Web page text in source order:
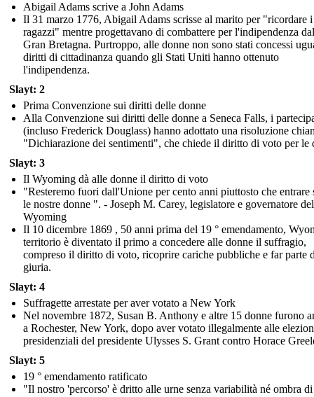
Abigail Adams scrive a John Adams
Il 31 marzo 1776, Abigail Adams scrisse al marito per "ricordare i
ragazzi" mentre progettavano di combattere per l'indipendenza
Gran Bretagna. Purtroppo, alle donne non sono stati concessi
diritti di cittadinanza quando gli Stati Uniti hanno ottenuto
l'indipendenza.
Slayt: 2
Prima Convenzione sui diritti delle donne
Alla Convenzione sui diritti delle donne a Seneca Falls, i
(incluso Frederick Douglass) hanno adottato una risoluzione
"Dichiarazione dei sentimenti", che chiede il diritto di voto per le
Slayt: 3
Il Wyoming dà alle donne il diritto di voto
"Resteremo fuori dall'Unione per cento anni piuttosto che entrare
le nostre donne ". - Joseph M. Carey, legislatore e governatore del
Wyoming
Il 10 dicembre 1869 , 50 anni prima del 19 ° emendamento,
territorio è diventato il primo a concedere alle donne il suffragio,
compreso il diritto di voto, ricoprire cariche pubbliche e far parte
giuria.
Slayt: 4
Suffragette arrestate per aver votato a New York
Nel novembre 1872, Susan B. Anthony e altre 15 donne furono
a Rochester, New York, dopo aver votato illegalmente alle
presidenziali del presidente Ulysses S. Grant contro Horace
Slayt: 5
19 ° emendamento ratificato
"Il nostro 'percorso' è dritto alle urne senza variabilità né ombra di